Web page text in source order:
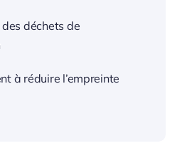
déchets de
à réduire l’empreinte